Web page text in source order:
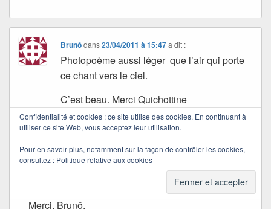
Brunôdans23/04/2011 à 15:47 a dit :
Photopoème aussi léger que l’air qui porte
ce chant vers le ciel.
C’est beau. Merci Quichottine
Bises
Quichottine
a dit :
Merci, Brunô.
Confidentialité et cookies : ce site utilise des cookies. En continuant à
utiliser ce site Web, vous acceptez leur utilisation.
Pour en savoir plus, notamment sur la façon de contrôler les cookies,
consultez : Politique relative aux cookies